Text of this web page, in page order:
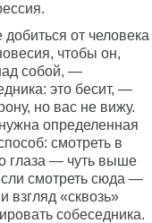
от человека
чтобы он,
собой, —
это бесит, —
но вас не вижу.
определенная
смотреть в
глаза — чуть выше
смотреть сюда —
взгляд «сквозь»
собеседника.